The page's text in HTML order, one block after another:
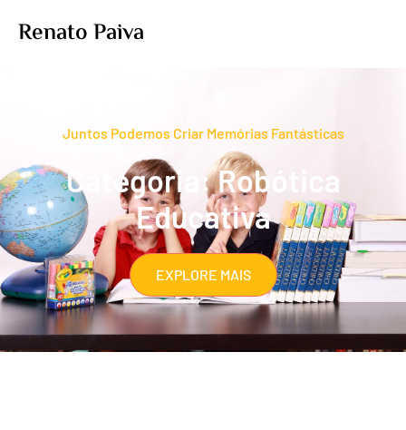
Renato Paiva
Juntos Podemos Criar Memórias Fantásticas
Categoria: Robótica
Educativa
EXPLORE MAIS